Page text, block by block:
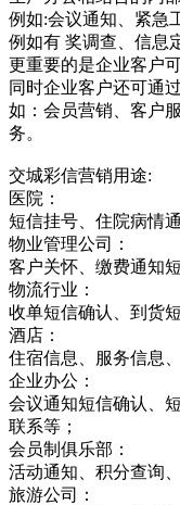
例如:会议通知、紧急
例如有 奖调查、信息
更重要的是企业客户
同时企业客户还可通
如：会员营销、客户
务。
交城彩信营销用途:
医院：
短信挂号、住院病情
物业管理公司：
客户关怀、缴费通知
物流行业：
收单短信确认、到货
酒店：
住宿信息、服务信息
企业办公：
会议通知短信确认、
联系等；
会员制俱乐部：
活动通知、积分查询
旅游公司：